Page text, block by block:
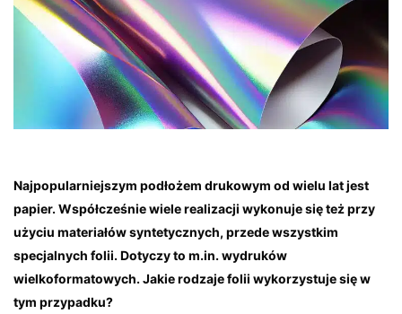
Najpopularniejszym podłożem drukowym od wielu lat jest
papier. Współcześnie wiele realizacji wykonuje się też przy
użyciu materiałów syntetycznych, przede wszystkim
specjalnych folii. Dotyczy to m.in. wydruków
wielkoformatowych. Jakie rodzaje folii wykorzystuje się w
tym przypadku?